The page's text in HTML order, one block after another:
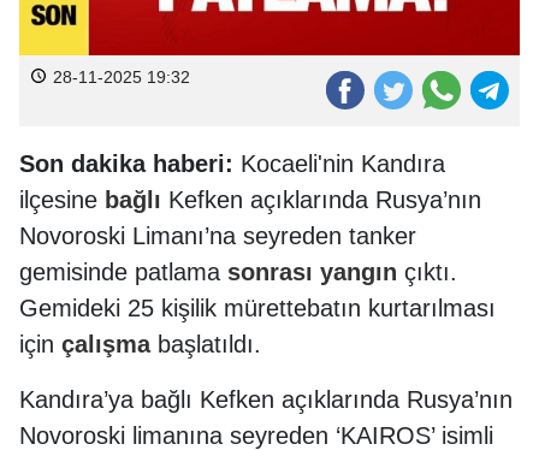
28-11-2025 19:32
Son dakika haberi: Kocaeli'nin Kandıra
ilçesine bağlı Kefken açıklarında Rusya’nın
Novoroski Limanı’na seyreden tanker
gemisinde patlama sonrası yangın çıktı.
Gemideki 25 kişilik mürettebatın kurtarılması
için çalışmabaşlatıldı.
Kandıra’ya bağlı Kefken açıklarında Rusya’nın
Novoroski limanına seyreden ‘KAIROS’ isimli